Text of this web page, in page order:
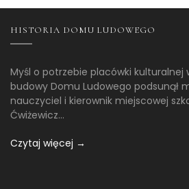
HISTORIA DOMU LUDOWEGO
Myśl o potrzebie placówki kulturalnej
budowy Domu Ludowego podsunął
nauczyciel i kierownik miejscowej
Ćwiżewicz...
Czytaj więcej →